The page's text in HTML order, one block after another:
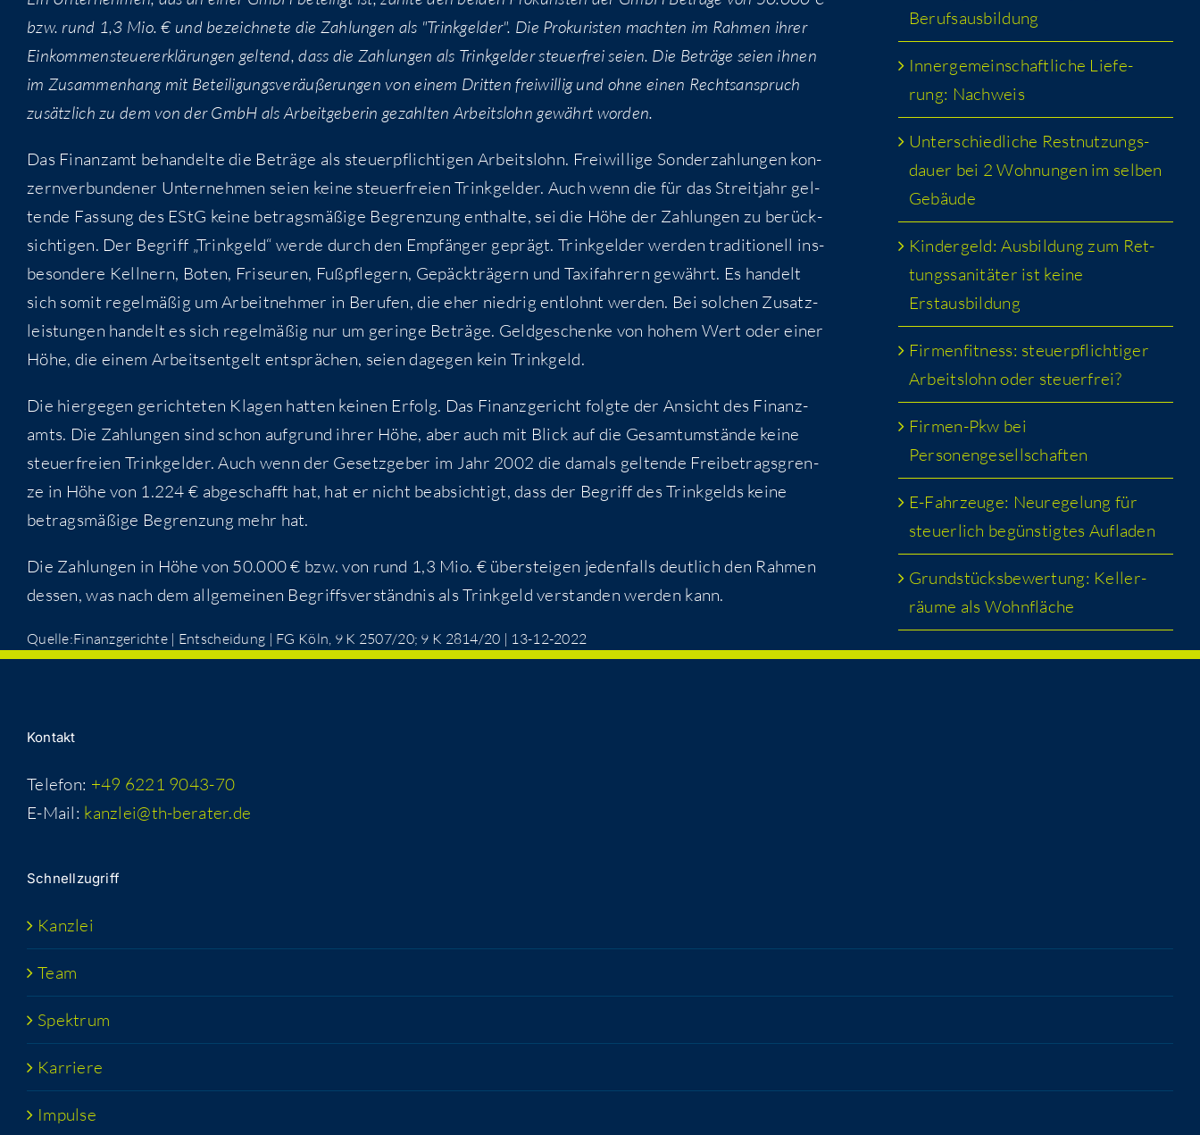
bzw. rund 1,3 Mio. € und bezeich­ne­te die Zah­lun­gen als "Trink­gel­der". Die Pro­ku­ris­ten mach­ten im Rah­men ihrer
Ein­kom­men­steu­er­erklä­run­gen gel­tend, dass die Zah­lun­gen als Trink­gel­der steu­er­frei sei­en. Die Beträ­ge sei­en ihnen
im Zusam­men­hang mit Betei­li­gungs­ver­äu­ße­run­gen von einem Drit­ten frei­wil­lig und ohne einen Rechts­an­spruch
zusätz­lich zu dem von der GmbH als Arbeit­ge­be­rin gezahl­ten Arbeits­lohn gewährt worden.
Das Finanz­amt behan­del­te die Beträ­ge als steu­er­pflich­ti­gen Arbeits­lohn. Frei­wil­li­ge Son­der­zah­lun­gen kon­
zern­ver­bun­de­ner Unter­neh­men sei­en kei­ne steu­er­frei­en Trink­gel­der. Auch wenn die für das Streit­jahr gel­
ten­de Fas­sung des EStG kei­ne betrags­mä­ßi­ge Begren­zung ent­hal­te, sei die Höhe der Zah­lun­gen zu berück­
sich­ti­gen. Der Begriff „Trink­geld“ wer­de durch den Emp­fän­ger geprägt. Trink­gel­der wer­den tra­di­tio­nell ins­
be­son­de­re Kell­nern, Boten, Fri­seu­ren, Fuß­pfle­gern, Gepäck­trä­gern und Taxi­fah­rern gewährt. Es han­delt
sich somit regel­mä­ßig um Arbeit­neh­mer in Beru­fen, die eher nied­rig ent­lohnt wer­den. Bei sol­chen Zusatz­
leis­tun­gen han­delt es sich regel­mä­ßig nur um gerin­ge Beträ­ge. Geld­ge­schen­ke von hohem Wert oder einer
Höhe, die einem Arbeits­ent­gelt ent­sprä­chen, sei­en dage­gen kein Trinkgeld.
Die hier­ge­gen gerich­te­ten Kla­gen hat­ten kei­nen Erfolg. Das Finanz­ge­richt folg­te der Ansicht des Finanz­
amts. Die Zah­lun­gen sind schon auf­grund ihrer Höhe, aber auch mit Blick auf die Gesamt­um­stän­de kei­ne
steu­er­frei­en Trink­gel­der. Auch wenn der Gesetz­ge­ber im Jahr 2002 die damals gel­ten­de Frei­be­trags­gren­
ze in Höhe von 1.224 € abge­schafft hat, hat er nicht beab­sich­tigt, dass der Begriff des Trink­gelds kei­ne
betrags­mä­ßi­ge Begren­zung mehr hat.
Die Zah­lun­gen in Höhe von 50.000 € bzw. von rund 1,3 Mio. € über­stei­gen jeden­falls deut­lich den Rah­men
des­sen, was nach dem all­ge­mei­nen Begriffs­ver­ständ­nis als Trink­geld ver­stan­den wer­den kann.
Quelle:Finanzgerichte | Ent­schei­dung | FG Köln, 9 K 2507/20; 9 K 2814/20 | 13-12-2022
Berufsausbildung
Inner­ge­mein­schaft­li­che Lie­fe­
rung: Nachweis
Unter­schied­li­che Rest­nut­zungs­
dau­er bei 2 Woh­nun­gen im sel­ben
Gebäude
Kin­der­geld: Aus­bil­dung zum Ret­
tungs­sa­ni­tä­ter ist kei­ne
Erstausbildung
Fir­men­fit­ness: steu­er­pflich­ti­ger
Arbeits­lohn oder steuerfrei?
Fir­men-Pkw bei
Personengesellschaften
E-Fahr­zeu­ge: Neu­re­ge­lung für
steu­er­lich begüns­tig­tes Aufladen
Grund­stücks­be­wer­tung: Kel­ler­
räu­me als Wohnfläche
Kon­takt
Telefon: +49 6221 9043-70
E-Mail: kanzlei@th-berater.de
Schnell­zu­griff
Kanz­lei
Team
Spek­trum
Kar­rie­re
Impul­se